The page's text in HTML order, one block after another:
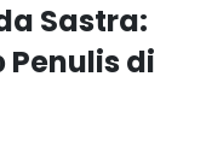
Sastra:
Penulis di